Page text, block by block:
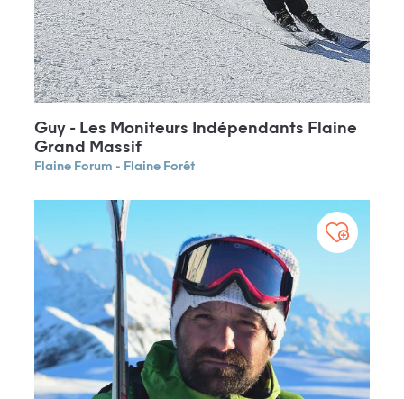
Guy - Les Moniteurs Indépendants Flaine
Grand Massif
Flaine Forum - Flaine Forêt